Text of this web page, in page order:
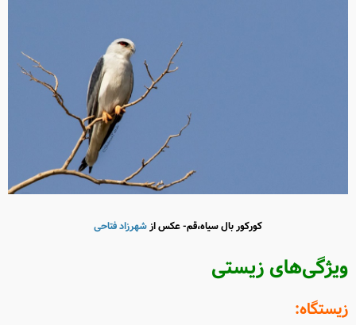
کورکور بال سیاه،قم- عکس ازشهرزاد فتاحی
ویژگی‌های زیستی
زیستگاه: